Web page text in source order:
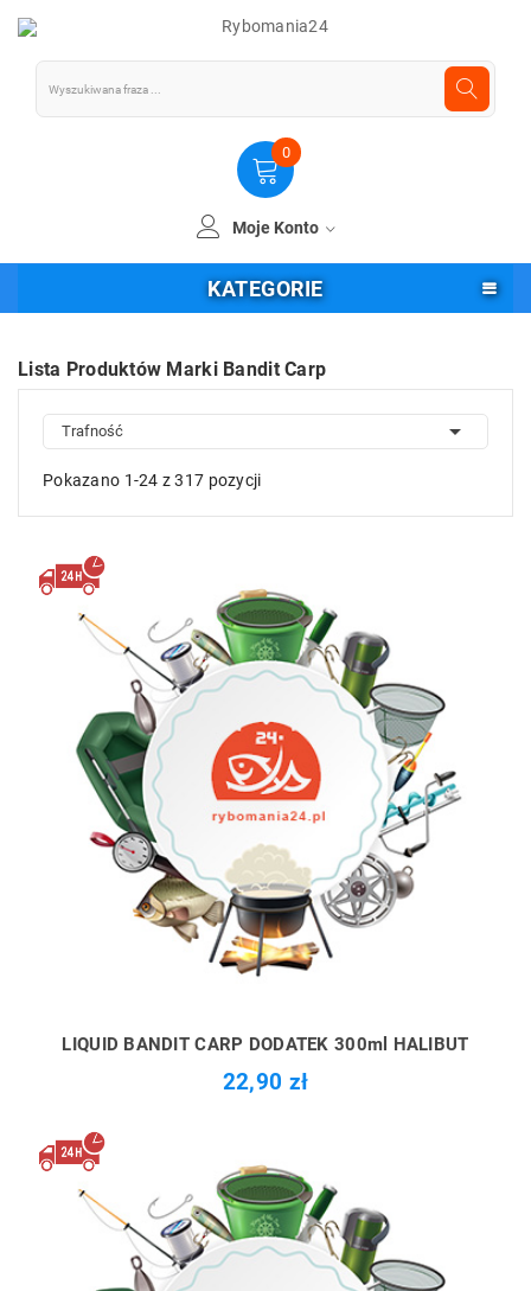
0
Moje Konto
KATEGORIE
Lista Produktów Marki Bandit Carp
Trafność 
Pokazano 1-24 z 317 pozycji
LIQUID BANDIT CARP DODATEK 300ml HALIBUT
22,90 zł